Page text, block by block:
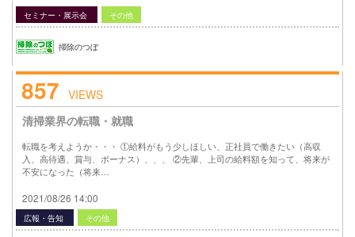
セミナー・展示会 その他
掃除のつぼ
857 VIEWS
清掃業界の転職・就職
転職を考えようか・・・ ①給料がもう少しほしい、正社員で働きたい（高収
入、高待遇、賞与、ボーナス）、、、 ②先輩、上司の給料額を知って、将来が
不安になった（将来…
2021/08/26 14:00
広報・告知 その他